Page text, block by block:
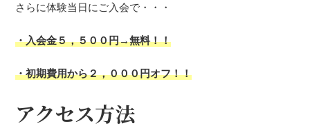
さらに体験当日にご入会で・・・
・入会金５，５００円→無料！！
・初期費用から２，０００円オフ！！
アクセス方法